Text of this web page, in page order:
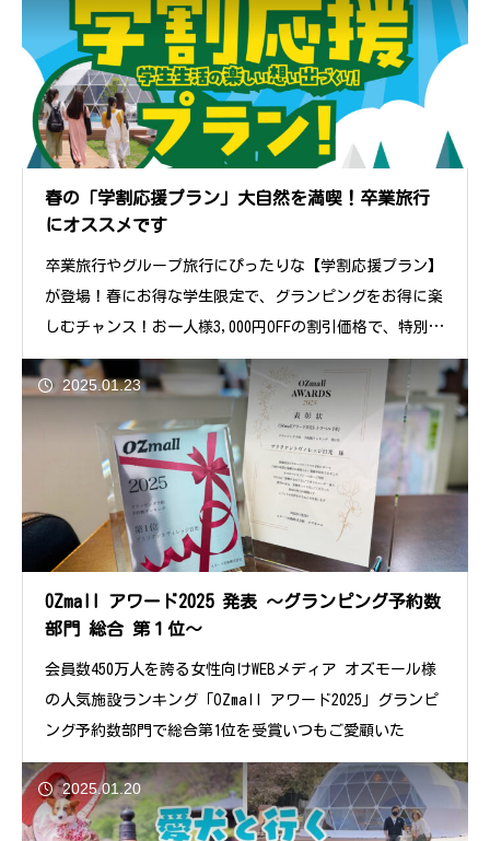
春の「学割応援プラン」大自然を満喫！卒業旅行
にオススメです
卒業旅行やグループ旅行にぴったりな【学割応援プラン】
が登場！春にお得な学生限定で、グランピングをお得に楽
しむチャンス！お一人様3,000円OFFの割引価格で、特別な
ひとときを！学割プラ
2025.01.23
OZmall アワード2025 発表 ～グランピング予約数
部門 総合 第１位～
会員数450万人を誇る女性向けWEBメディア オズモール様
の人気施設ランキング「OZmall アワード2025」グランピ
ング予約数部門で総合第1位を受賞いつもご愛顧いた
2025.01.20